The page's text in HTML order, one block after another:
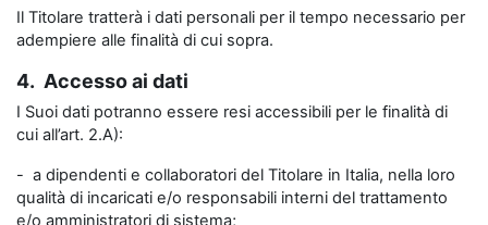
Il Titolare tratterà i dati personali per il tempo necessario per
adempiere alle finalità di cui sopra.
4. Accesso ai dati
I Suoi dati potranno essere resi accessibili per le finalità di
cui all’art. 2.A):
- a dipendenti e collaboratori del Titolare in Italia, nella loro
qualità di incaricati e/o responsabili interni del trattamento
e/o amministratori di sistema;